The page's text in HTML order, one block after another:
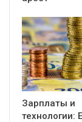
Зарплаты и
технологии: